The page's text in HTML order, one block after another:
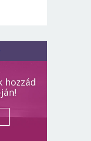
hozzád